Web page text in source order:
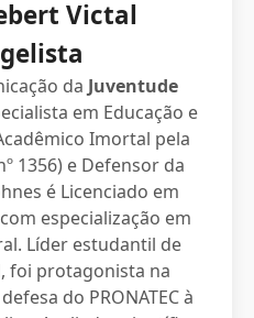
Victal
da Juventude
em Educação e
Imortal pela
1356) e Defensor da
é Licenciado em
especialização em
Líder estudantil de
foi protagonista na
do PRONATEC à